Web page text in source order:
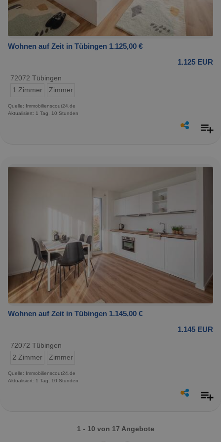
Wohnen auf Zeit in Tübingen 1.125,00 €
1.125 EUR
72072 Tübingen
1 Zimmer
Zimmer
Quelle: Immobilienscout24.de
Aktualisiert: 1 Tag, 10 Stunden
Wohnen auf Zeit in Tübingen 1.145,00 €
1.145 EUR
72072 Tübingen
2 Zimmer
Zimmer
Quelle: Immobilienscout24.de
Aktualisiert: 1 Tag, 10 Stunden
1 - 10 von 17 Angebote